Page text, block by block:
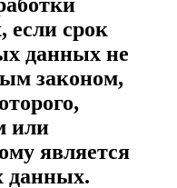
если срок
данных не
законом,
или
является
данных.